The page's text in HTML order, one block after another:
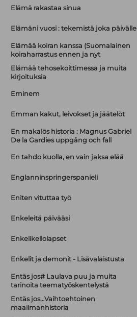
Elämä rakastaa sinua
Elämäni vuosi : tekemistä joka päivälle
Elämää koiran kanssa (Suomalainen
koiraharrastus ennen ja nyt
Elämää tehosekoittimessa ja muita
kirjoituksia
Eminem
Emman kakut, leivokset ja jäätelöt
En makalös historia : Magnus Gabriel
De la Gardies uppgång och fall
En tahdo kuolla, en vain jaksa elää
Englanninspringerspanieli
Eniten vituttaa työ
Enkeleitä päivääsi
Enkelikellolapset
Enkelit ja demonit - Lisävalaistusta
Entäs jos# Laulava puu ja muita
tarinoita teematyöskentelystä
Entäs jos…Vaihtoehtoinen
maailmanhistoria